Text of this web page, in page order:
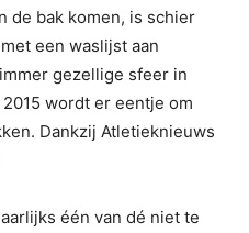
de bak komen, is schier
een waslijst aan
gezellige sfeer in
wordt er eentje om
Dankzij Atletieknieuws
één van dé niet te